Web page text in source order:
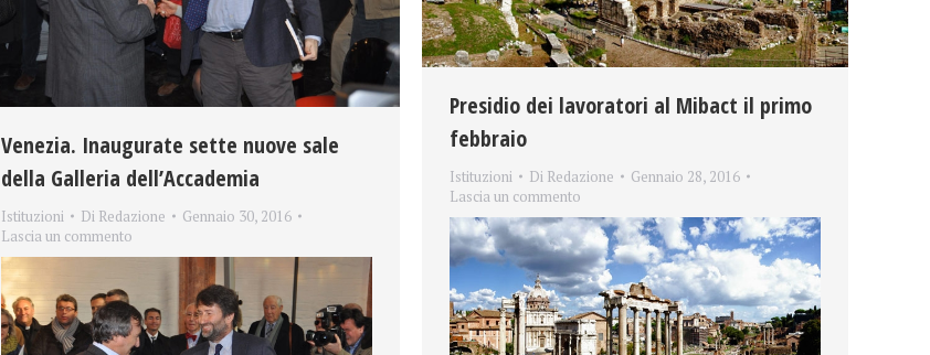
Venezia. Inaugurate sette nuove sale
della Galleria dell’Accademia
Istituzioni Di Redazione
Gennaio 30, 2016
Lascia un commento
Presidio dei lavoratori al Mibact il primo
febbraio
Istituzioni Di Redazione
Gennaio 28, 2016
Lascia un commento